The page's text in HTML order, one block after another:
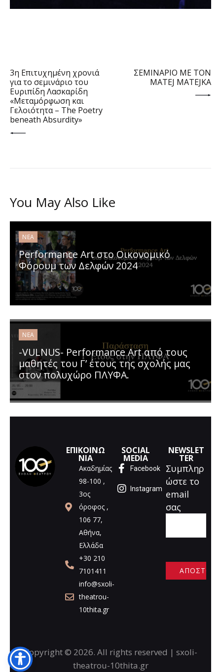
3η Επιτυχημένη χρονιά
για το σεμινάριο του
Ευριπίδη Λασκαρίδη
«Μεταμόρφωση και
Γελοιότητα – The Poetry
beneath Absurdity»
ΣΕΜΙΝΑΡΙΟ ΜΕ ΤΟΝ
MATEJ MATEJKΑ
You May Also Like
ΝΈΑ
Performance Art στο Οικονομικό
Φόρουμ των Δελφών 2024
ΝΈΑ
-VULNUS- Performance Art από τους
μαθητές του Γ’ έτους της σχολής μας
στον πολυχώρο ΠΛΥΦΑ.
ΕΠΙΚΟΙΝΩ
ΝΙΑ
Ακαδημίας
98-100 ,
3ος
όροφος ,
106 77,
Αθήνα,
Ελλάδα
+30 210
7101411
info@sxoli-
theatrou-
10thita.gr
SOCIAL
MEDIA
Facebook
Instagram
NEWSLET
TER
Συμπληρ
ώστε το
email
σας
n
Copyright © 2026. All rights reserved | sxoli-
theatrou-10thita.gr